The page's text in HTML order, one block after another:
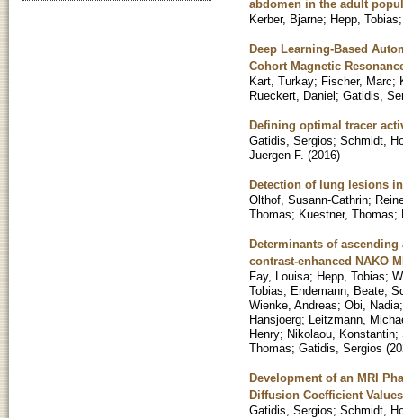
abdomen in the adult
Kerber, Bjarne; Hepp, Tobias
Deep Learning-Based
Cohort Magnetic
Kart, Turkay; Fischer, Marc;
Rueckert, Daniel; Gatidis,
Defining optimal tracer
Gatidis, Sergios; Schmidt,
Juergen F. (2016)
Detection of lung lesions
Olthof, Susann-Cathrin;
Thomas; Kuestner, Thomas;
Determinants of
contrast-enhanced NAKO
Fay, Louisa; Hepp, Tobias;
Tobias; Endemann, Beate;
Wienke, Andreas; Obi, Nadia
Hansjoerg; Leitzmann,
Henry; Nikolaou, Konstantin;
Thomas; Gatidis, Sergios (
Development of an MRI
Diffusion Coefficient
Gatidis, Sergios; Schmidt,